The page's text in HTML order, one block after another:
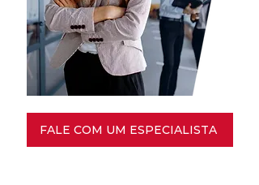
FALE COM UM ESPECIALISTA